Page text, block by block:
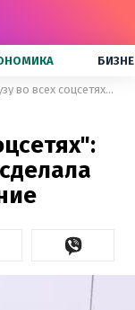
"Беру паузу во всех соцсетях": певица Джесси Джей сделала неожиданное заявление